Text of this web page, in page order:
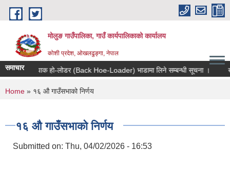
Skip to main content
मोलुङ गाउँपालिका, गाउँ कार्यपालिकाको कार्यालय
कोशी प्रदेश, ओखलढुङ्गा, नेपाल
समाचारब्याक हो-लोडर (Back Hoe-Loader) भाडामा लिने सम्बन्धी सूचना ।
You are here
Home » १६ औ गाउँसभाको निर्णय
१६ औ गाउँसभाको निर्णय
Submitted on: Thu, 04/02/2026 - 16:53